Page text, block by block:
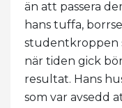
än att passera
hans tuffa,
studentkroppen
när tiden gick
resultat. Hans
som var avsedd